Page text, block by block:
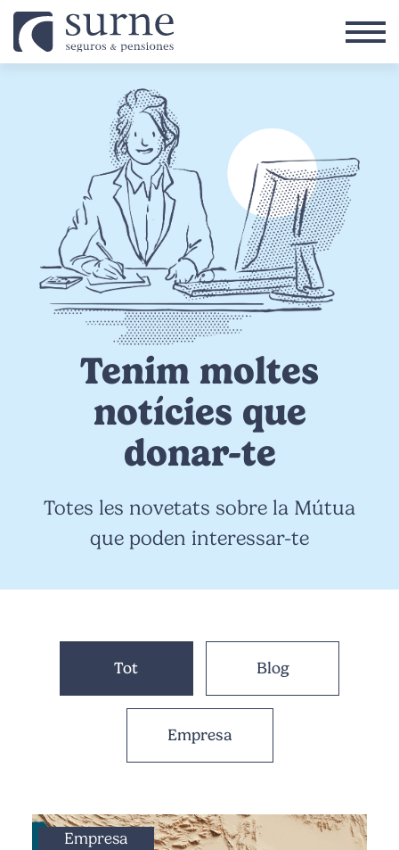
Vés al contingut
Tenim moltes
notícies que
donar-te
Totes les novetats sobre la Mútua
que poden interessar-te
Tot Blog
Empresa
Empresa